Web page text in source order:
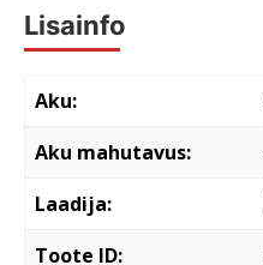
Lisainfo
Aku
Aku mahutavus
Laadija
Toote ID